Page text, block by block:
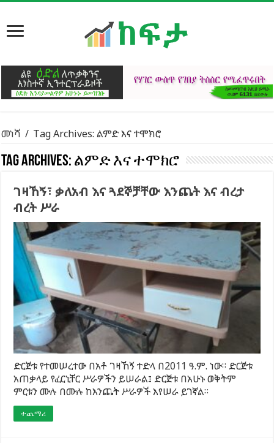
መነሻ / Tag Archives: ልምድ እና ተሞክሮ
Tag Archives: ልምድ እና ተሞክሮ
ገዛኸኝ፣ ቃለአብ እና ጓደኞቻቸው እንጨት እና ብረታ
ብረት ሥራ
ድርጅቱ የተመሠረተው በአቶ ገዛኸኝ ተድላ በ2011 ዓ.ም. ነው። ድርጅቱ
አጠቃላይ የፈርኒቸር ሥራዎችን ይሠራል፤ ድርጅቱ በአሁኑ ወቅትም
ምርቱን ሙሉ በሙሉ ከእንጨት ሥራዎች እየሠራ ይገኛል።
ተጨማሪ